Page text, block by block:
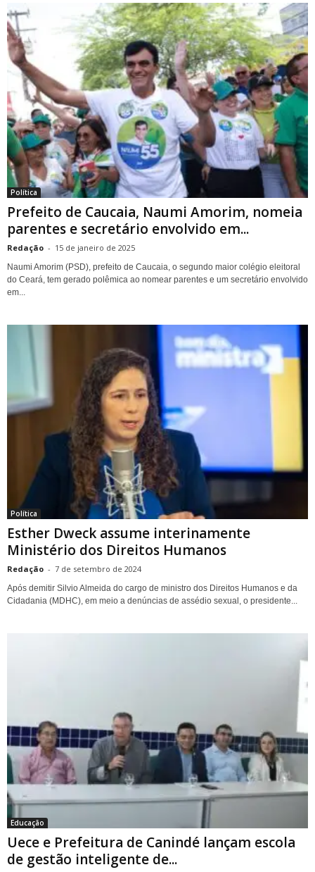
Política
Prefeito de Caucaia, Naumi Amorim, nomeia
parentes e secretário envolvido em...
Redação - 15 de janeiro de 2025
Naumi Amorim (PSD), prefeito de Caucaia, o segundo maior colégio eleitoral
do Ceará, tem gerado polêmica ao nomear parentes e um secretário envolvido
em...
Política
Esther Dweck assume interinamente
Ministério dos Direitos Humanos
Redação - 7 de setembro de 2024
Após demitir Silvio Almeida do cargo de ministro dos Direitos Humanos e da
Cidadania (MDHC), em meio a denúncias de assédio sexual, o presidente...
Educação
Uece e Prefeitura de Canindé lançam escola
de gestão inteligente de...